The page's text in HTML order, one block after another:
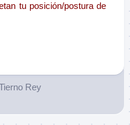
tu posición/postura de
Rey